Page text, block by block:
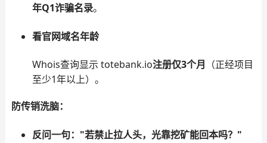
年Q1诈骗名录。
看官网域名年龄
Whois查询显示 totebank.io注册仅3个月 （正经项目
至少1年以上）。
防传销洗脑：
反问一句："若禁止拉人头，光靠挖矿能回本吗？"